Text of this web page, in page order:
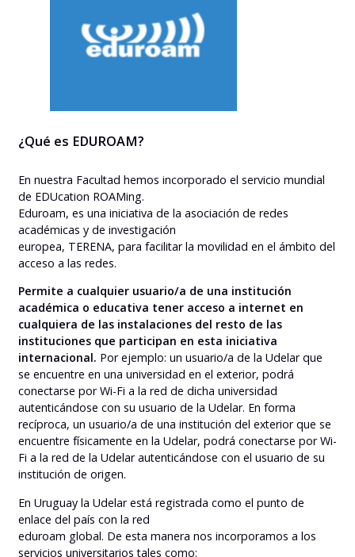
¿Qué es EDUROAM?
En nuestra Facultad hemos incorporado el servicio mundial
de EDUcation ROAMing.
Eduroam, es una iniciativa de la asociación de redes
académicas y de investigación
europea, TERENA, para facilitar la movilidad en el ámbito del
acceso a las redes.
Permite a cualquier usuario/a de una institución
académica o educativa tener acceso a internet en
cualquiera de las instalaciones del resto de las
instituciones que participan en esta iniciativa
internacional. Por ejemplo: un usuario/a de la Udelar que
se encuentre en una universidad en el exterior, podrá
conectarse por Wi-Fi a la red de dicha universidad
autenticándose con su usuario de la Udelar. En forma
recíproca, un usuario/a de una institución del exterior que se
encuentre físicamente en la Udelar, podrá conectarse por Wi-
Fi a la red de la Udelar autenticándose con el usuario de su
institución de origen.
En Uruguay la Udelar está registrada como el punto de
enlace del país con la red
eduroam global. De esta manera nos incorporamos a los
servicios universitarios tales como: